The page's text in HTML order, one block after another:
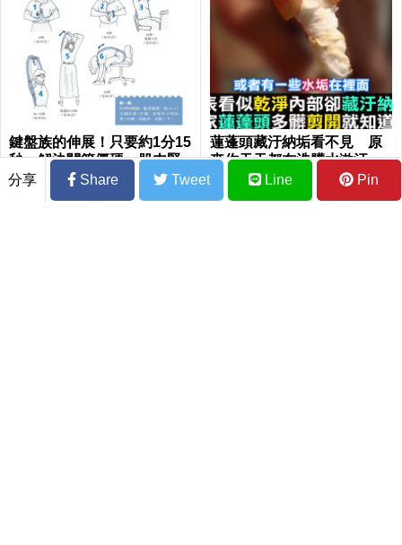
鍵盤族的伸展！只要約1分15
秒，解決關節僵硬、肌肉緊
繃
蓮蓬頭藏汙納垢看不見 原
來你天天都在洗髒水漱汙
水？｜每日健康 Health
分享 Share Tweet Line Pin